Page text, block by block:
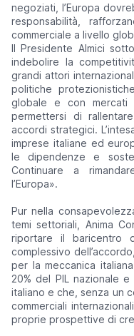
negoziati, l’Europa
responsabilità,
commerciale a livello
Il Presidente Almici
indebolire la
grandi attori
politiche
globale e con mercati
permettersi di
accordi strategici.
imprese italiane ed
le dipendenze e
Continuare a
l’Europa».
Pur nella
temi settoriali, Anima
riportare il baricentro
complessivo
per la meccanica
20% del PIL nazionale
italiano e che, senza un
commerciali
proprie prospettive di